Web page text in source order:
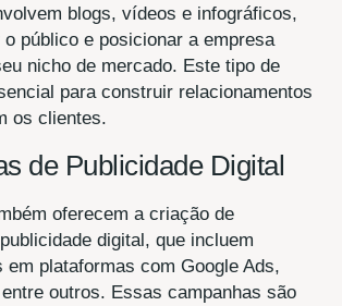
blogs, vídeos e infográficos,
público e posicionar a empresa
nicho de mercado. Este tipo de
para construir relacionamentos
os clientes.
de Publicidade Digital
oferecem a criação de
digital, que incluem
em plataformas com Google Ads,
outros. Essas campanhas são